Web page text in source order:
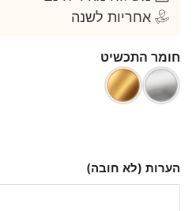
אחריות לשנה
חומר התכשיט
הערות (לא חובה)